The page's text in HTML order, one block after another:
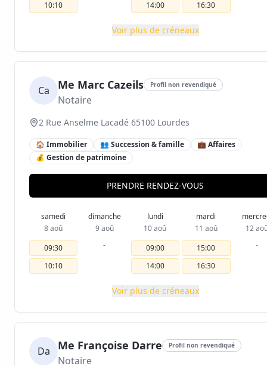
10:10
14:00
16:30
Voir plus de créneaux
Ca Me Marc Cazeils Profil non revendiqué
Notaire
2 Rue Anselme Lacadé 65100 Lourdes
🏠 Immobilier 👥 Succession & famille
💼 Affaires
💰 Gestion de patrimoine
PRENDRE RENDEZ-VOUS
samedi
8 aoû
09:30
10:10
dimanche
9 aoû
-
lundi
10 aoû
09:00
14:00
mardi
11 aoû
15:00
16:30
12
-
Voir plus de créneaux
Da Me Françoise Darre Profil non revendiqué
Notaire